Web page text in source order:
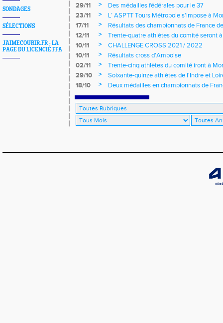
SONDAGES
SÉLECTIONS
JAIMECOURIR.FR - LA
PAGE DU LICENCIÉ FFA
29/11
>
Des médailles fédérales pour le 37
23/11
>
L’ ASPTT Tours Métropole s'impose à
17/11
>
Résultats des championnats de France
12/11
>
Trente-quatre athlètes du comité seront
10/11
>
CHALLENGE CROSS 2021 / 2022
10/11
>
Résultats cross d'Amboise
02/11
>
Trente-cinq athlètes du comité iront à
29/10
>
Soixante-quinze athlètes de l'Indre et
régionaux de cross-country 2021
18/10 > Deux médailles en championnats de